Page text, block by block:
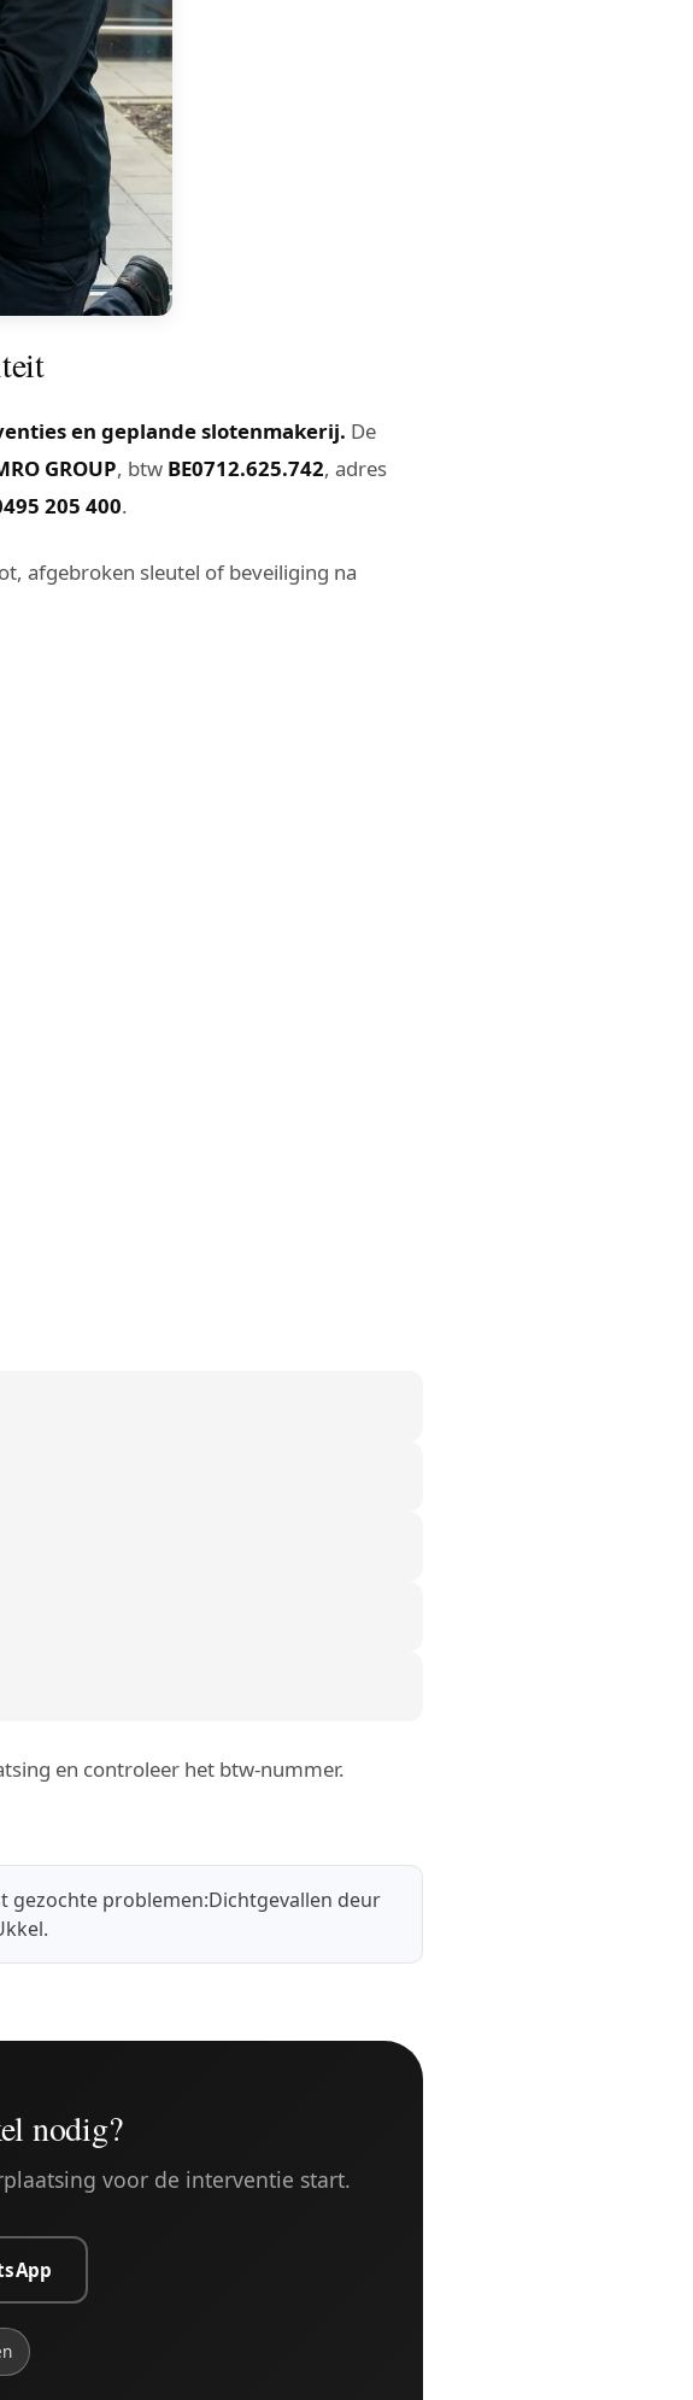
en geplande slotenmakerij. De
GROUP, btw BE0712.625.742, adres
205 400.
afgebroken sleutel of beveiliging na
en controleer het btw-nummer.
gezochte problemen:Dichtgevallen deur
.
nodig?
voor de interventie start.